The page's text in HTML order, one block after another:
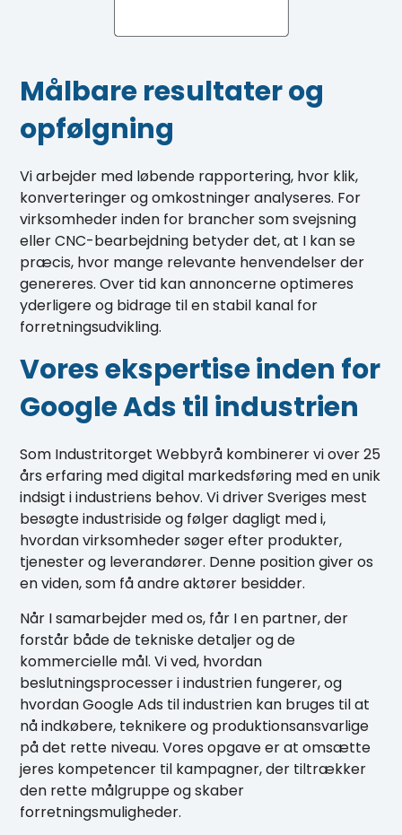
Målbare resultater og
opfølgning
Vi arbejder med løbende rapportering, hvor klik,
konverteringer og omkostninger analyseres. For
virksomheder inden for brancher som svejsning
eller CNC-bearbejdning betyder det, at I kan se
præcis, hvor mange relevante henvendelser der
genereres. Over tid kan annoncerne optimeres
yderligere og bidrage til en stabil kanal for
forretningsudvikling.
Vores ekspertise inden for
Google Ads til industrien
Som Industritorget Webbyrå kombinerer vi over 25
års erfaring med digital markedsføring med en unik
indsigt i industriens behov. Vi driver Sveriges mest
besøgte industriside og følger dagligt med i,
hvordan virksomheder søger efter produkter,
tjenester og leverandører. Denne position giver os
en viden, som få andre aktører besidder.
Når I samarbejder med os, får I en partner, der
forstår både de tekniske detaljer og de
kommercielle mål. Vi ved, hvordan
beslutningsprocesser i industrien fungerer, og
hvordan Google Ads til industrien kan bruges til at
nå indkøbere, teknikere og produktionsansvarlige
på det rette niveau. Vores opgave er at omsætte
jeres kompetencer til kampagner, der tiltrækker
den rette målgruppe og skaber
forretningsmuligheder.